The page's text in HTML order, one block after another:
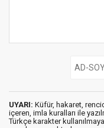
UYARI: Küfür, hakaret,
içeren, imla kuralları ile
Türkçe karakter